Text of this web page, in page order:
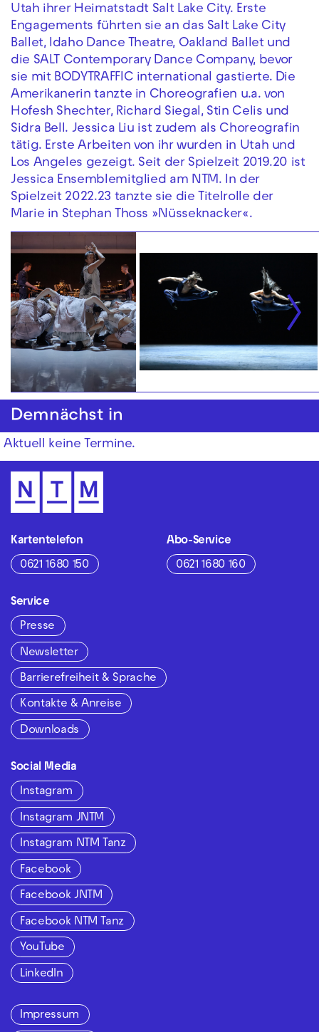
Utah ihrer Heimatstadt Salt Lake City. Erste
Engagements führten sie an das Salt Lake City
Ballet, Idaho Dance Theatre, Oakland Ballet und
die SALT Contemporary Dance Company, bevor
sie mit BODYTRAFFIC international gastierte. Die
Amerikanerin tanzte in Choreografien u.a. von
Hofesh Shechter, Richard Siegal, Stin Celis und
Sidra Bell. Jessica Liu ist zudem als Choreografin
tätig. Erste Arbeiten von ihr wurden in Utah und
Los Angeles gezeigt. Seit der Spielzeit 2019.20 ist
Jessica Ensemblemitglied am NTM. In der
Spielzeit 2022.23 tanzte sie die Titelrolle der
Marie in Stephan Thoss »Nüsseknacker«.
Demnächst in
Aktuell keine Termine.
Kartentelefon
0621 1680 150
Abo-Service
0621 1680 160
Service
Presse
Newsletter
Barrierefreiheit & Sprache
Kontakte & Anreise
Downloads
Social Media
Instagram
Instagram JNTM
Instagram NTM Tanz
Facebook
Facebook JNTM
Facebook NTM Tanz
YouTube
LinkedIn
Impressum